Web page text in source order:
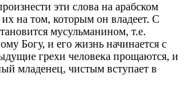
эти слова на арабском
на том, которым он владеет. С
мусульманином, т.е.
Богу, и его жизнь начинается с
грехи человека прощаются, и
младенец, чистым вступает в